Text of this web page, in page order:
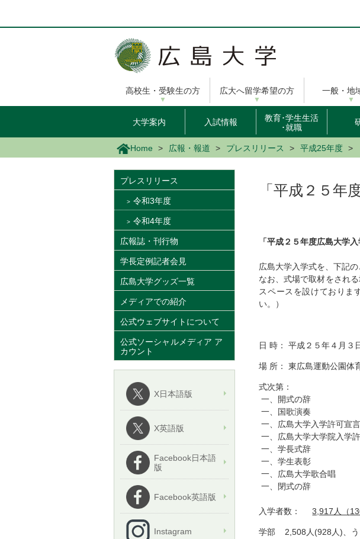
ン
に
高校生・受験生の方 広大へ留学希望の方 一般・地
大学案内 入試情報
教育･学生生活
･就職
Home 広報・報道 プレスリリース 平成25年度
「平成２５年
「平成２５年度広島大学
広島大学入学式を、下記
なお、式場で取材をされ
スペースを設けておりま
い。）
日 時： 平成２５年４月３
場 所： 東広島運動公園体
式次第：
一、開式の辞
一、国歌演奏
一、広島大学入学許可宣言
一、広島大学大学院入学
一、学長式辞
一、学生表彰
一、広島大学歌合唱
一、閉式の辞
入学者数：3,917人（
学部 2,508人(928人)、う
プレスリリース
令和3年度
令和4年度
広報誌・刊行物
学長定例記者会見
広島大学グッズ一覧
メディアでの紹介
公式ウェブサイトについて
公式ソーシャルメディア ア
カウント
X日本語版
X英語版
Facebook日本語
版
Facebook英語版
Instagram